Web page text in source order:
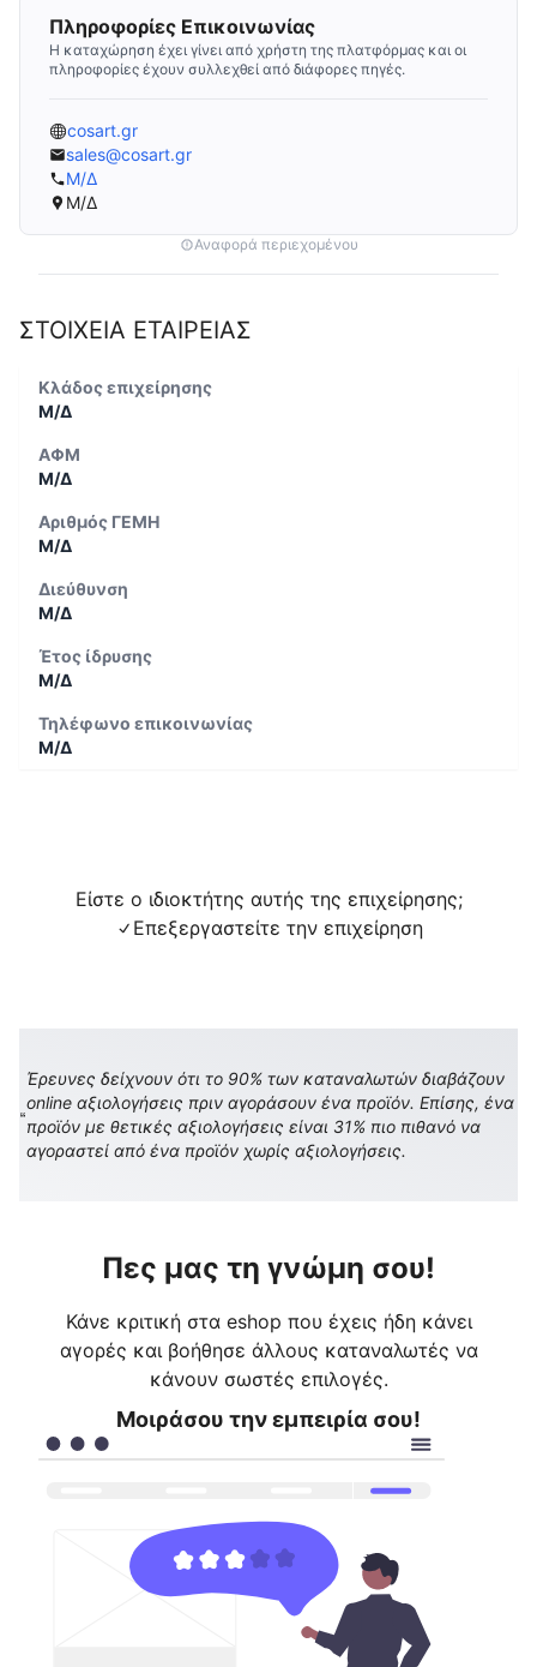
Πληροφορίες Επικοινωνίας
Η καταχώρηση έχει γίνει από χρήστη της πλατφόρμας και οι
πληροφορίες έχουν συλλεχθεί από διάφορες πηγές.
cosart.gr
sales@cosart.gr
Μ/Δ
Μ/Δ
Αναφορά περιεχομένου
ΣΤΟΙΧΕΙΑ ΕΤΑΙΡΕΙΑΣ
Κλάδος επιχείρησης
Μ/Δ
ΑΦΜ
Μ/Δ
Αριθμός ΓΕΜΗ
Μ/Δ
Διεύθυνση
Μ/Δ
Έτος ίδρυσης
Μ/Δ
Τηλέφωνο επικοινωνίας
Μ/Δ
Είστε ο ιδιοκτήτης αυτής της επιχείρησης;
Επεξεργαστείτε την επιχείρηση
Έρευνες δείχνουν ότι το 90% των καταναλωτών διαβάζουν
online αξιολογήσεις πριν αγοράσουν ένα προϊόν. Επίσης, ένα
προϊόν με θετικές αξιολογήσεις είναι 31% πιο πιθανό να
αγοραστεί από ένα προϊόν χωρίς αξιολογήσεις.
Πες μας τη γνώμη σου!
Κάνε κριτική στα eshop που έχεις ήδη κάνει
αγορές και βοήθησε άλλους καταναλωτές να
κάνουν σωστές επιλογές.
Μοιράσου την εμπειρία σου!